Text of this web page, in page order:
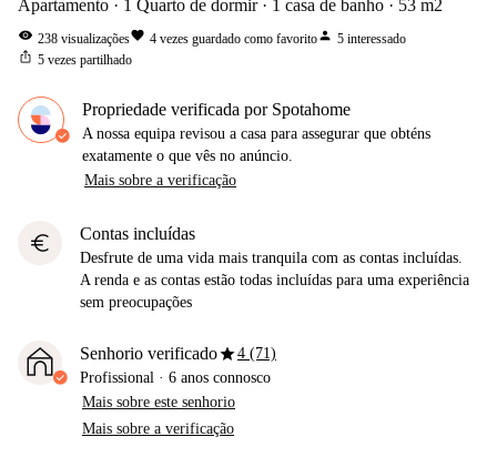
Apartamento 1 Quarto de dormir 1 casa de banho 53 m2
visibility 238 visualizaçõesfavorite 4 vezes guardado como favoritoperson 5 interessado
ios_share 5 vezes partilhado
Propriedade verificada por Spotahome
A nossa equipa revisou a casa para assegurar que obténs
exatamente o que vês no anúncio.
Mais sobre a verificação
euro Contas incluídas
Desfrute de uma vida mais tranquila com as contas incluídas.
A renda e as contas estão todas incluídas para uma experiência
sem preocupações
Senhorio verificadostar4 (71)
Profissional · 6 anos connosco
Mais sobre este senhorio
Mais sobre a verificação